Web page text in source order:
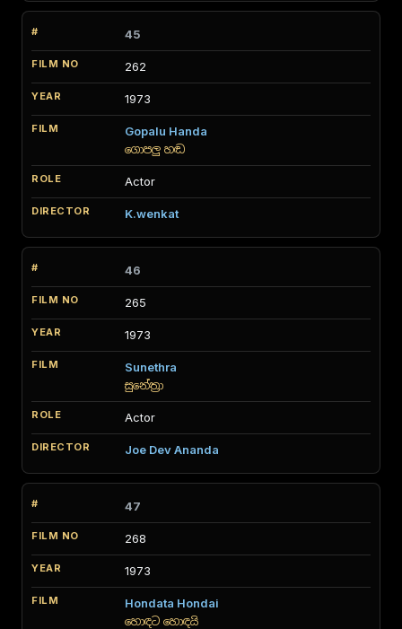
45
262
1973
Gopalu Handa
ගොපලු හඬ
Actor
K.wenkat
46
265
1973
Sunethra
සුනේත්‍රා
Actor
Joe Dev Ananda
47
268
1973
Hondata Hondai
හොඳට හොඳයි